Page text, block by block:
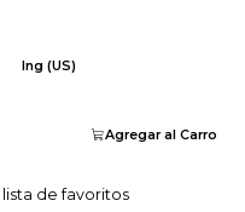
Ing (US)
Agregar al Carro
de favoritos